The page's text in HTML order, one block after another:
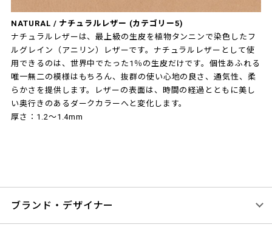
NATURAL / ナチュラルレザー (カテゴリー5)
ナチュラルレザーは、最上級の生皮を植物タンニンで染色したフ
ルグレイン（アニリン）レザーです。ナチュラルレザーとして使
用できるのは、世界中でたった1％の生皮だけです。個性あふれる
唯一無二の模様はもちろん、抜群の使い心地の良さ、通気性、柔
らかさを提供します。レザーの表面は、時間の経過とともに美し
い奥行きのあるダークカラーへと変化します。
厚さ：1.2～1.4mm
ブランド・デザイナー